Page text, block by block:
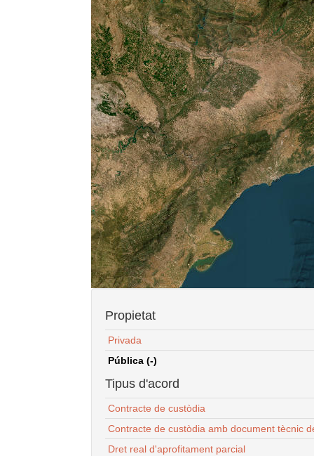
Propietat
Privada
Pública (-)
Tipus d'acord
Contracte de custòdia
Contracte de custòdia amb document tècnic
Dret real d'aprofitament parcial